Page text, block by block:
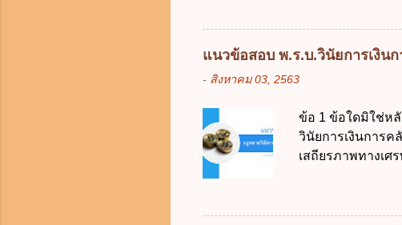
วิธีการงบประม
2511 3. พระราช
คณะปฏิวัติ ฉบับที่
รัฐมนตรีมีอำนา
การงบประมาณ พ
ใช้จ่ายงบประมา
การงบประมาณ พ
แนวข้อสอบ พ.ร.บ.วินัยการเงิน
- สิงหาคม 03, 2563
ข้อ 1 ข้อใดมิใช่ห
วินัยการเงินการค
เสถียรภาพทางเศ
เป็นกรอบในการ
ร้อยละ 10 ค. ไม่เ